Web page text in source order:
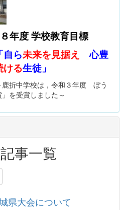
年度 学校教育目標
未来を見据え
心豊
ける生徒」
，令和３年度 ぼう
を受賞しました～
事一覧
県大会について